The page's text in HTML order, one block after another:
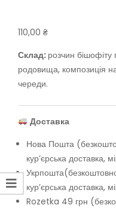
110,00 ₴
Склад: розчин
родовища, композиція
череди.
Доставка
Нова Пошта
кур’єрська доставка,
кур’єрська доставка,
Rozetka 49 грн